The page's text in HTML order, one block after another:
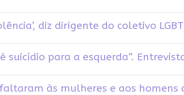
diz dirigente do coletivo
suicídio para a esquerda”.
às mulheres e aos homens